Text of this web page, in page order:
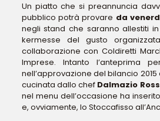
Un piatto che si preannuncia
pubblico potrà provare da
negli stand che saranno allestiti
kermesse del gusto
collaborazione con Coldiretti
Imprese. Intanto l’anteprima
nell’approvazione del bilancio 2015
cucinata dallo chef Dalmazio
nel menu dell’occasione ha
e, ovviamente, lo Stoccafisso